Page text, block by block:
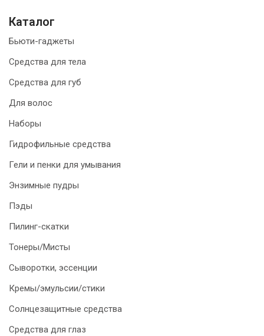
Каталог
Бьюти-гаджеты
Средства для тела
Средства для губ
Для волос
Наборы
Гидрофильные средства
Гели и пенки для умывания
Энзимные пудры
Пэды
Пилинг-скатки
Тонеры/Мисты
Сыворотки, эссенции
Кремы/эмульсии/стики
Солнцезащитные средства
Средства для глаз